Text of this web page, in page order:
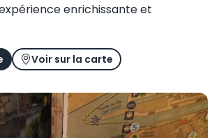
enrichissante et
Voir sur la carte